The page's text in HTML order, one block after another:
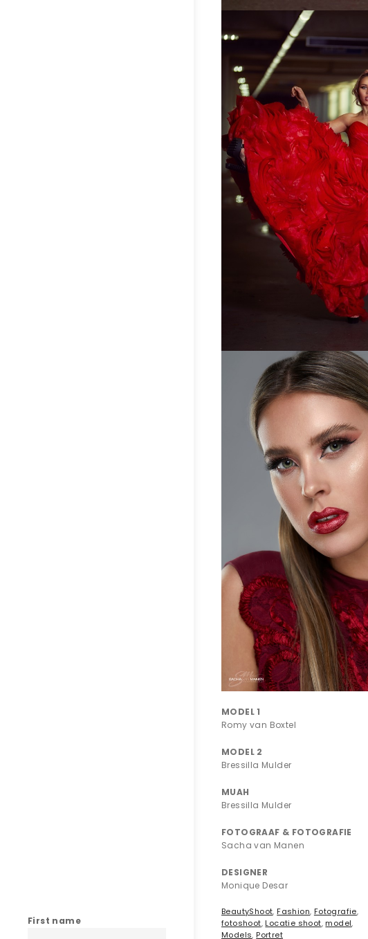
First name
MODEL 1
Romy van Boxtel
MODEL 2
Bressilla Mulder
MUAH
Bressilla Mulder
FOTOGRAAF & FOTOGRAFIE
Sacha van Manen
DESIGNER
Monique Desar
BeautyShoot, Fashion, Fotografie,
fotoshoot, Locatie shoot, model,
Models, Portret